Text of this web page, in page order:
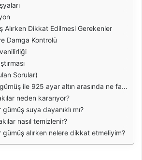
Alırken Dikkat Edilmesi Gerekenler
Damga Kontrolü
Sorular)
ile 925 ayar altın arasında ne fark vardır?
neden kararıyor?
suya dayanıklı mı?
nasıl temizlenir?
alırken nelere dikkat etmeliyim?